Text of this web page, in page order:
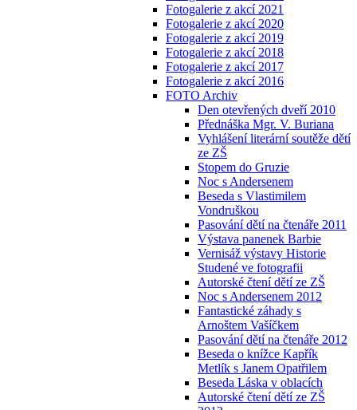
Fotogalerie z akcí 2021
Fotogalerie z akcí 2020
Fotogalerie z akcí 2019
Fotogalerie z akcí 2018
Fotogalerie z akcí 2017
Fotogalerie z akcí 2016
FOTO Archiv
Den otevřených dveří 2010
Přednáška Mgr. V. Buriana
Vyhlášení literární soutěže dětí
ze ZŠ
Stopem do Gruzie
Noc s Andersenem
Beseda s Vlastimilem
Vondruškou
Pasování dětí na čtenáře 2011
Výstava panenek Barbie
Vernisáž výstavy Historie
Studené ve fotografii
Autorské čtení dětí ze ZŠ
Noc s Andersenem 2012
Fantastické záhady s
Arnoštem Vašíčkem
Pasování dětí na čtenáře 2012
Beseda o knížce Kapřík
Metlík s Janem Opatřilem
Beseda Láska v oblacích
Autorské čtení dětí ze ZŠ